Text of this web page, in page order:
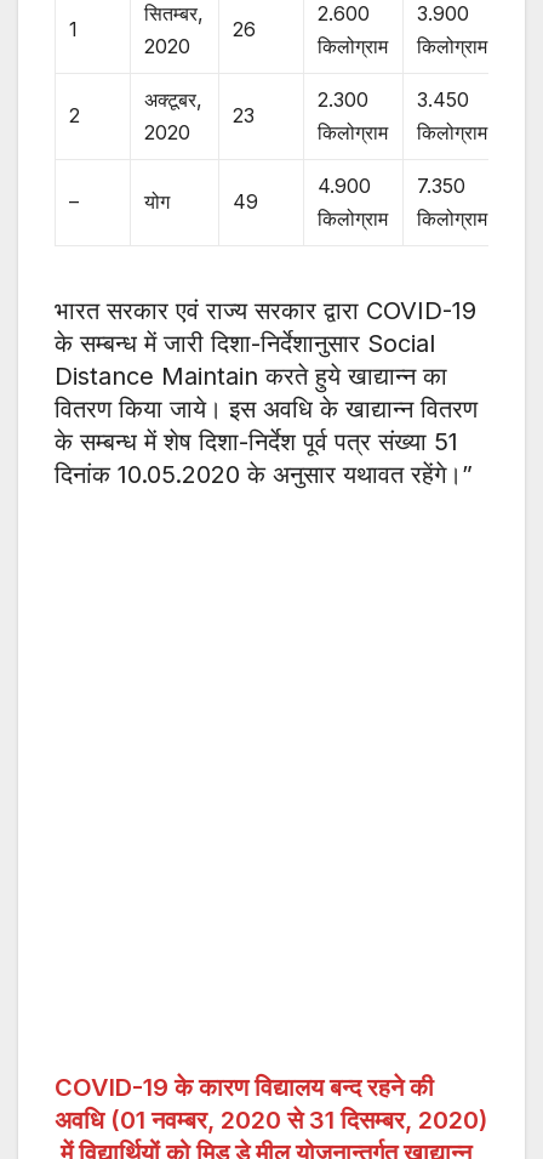
1
सितम्बर,
2020
26
2.600
किलोग्राम
3.900
किलोग्राम
2
अक्टूबर,
2020
23
2.300
किलोग्राम
3.450
किलोग्राम
– योग 49
4.900
किलोग्राम
7.350
किलोग्राम
भारत सरकार एवं राज्य सरकार द्वारा COVID-19
के सम्बन्ध में जारी दिशा-निर्देशानुसार Social
Distance Maintain करते हुये खाद्यान्न का
वितरण किया जाये। इस अवधि के खाद्यान्न वितरण
के सम्बन्ध में शेष दिशा-निर्देश पूर्व पत्र संख्या 51
दिनांक 10.05.2020 के अनुसार यथावत रहेंगे।”
COVID-19 के कारण विद्यालय बन्द रहने की
अवधि (01 नवम्बर, 2020 से 31 दिसम्बर, 2020)